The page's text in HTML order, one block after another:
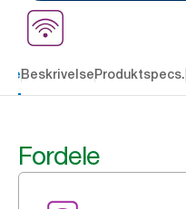
BeskrivelseProduktspecs.
Fordele